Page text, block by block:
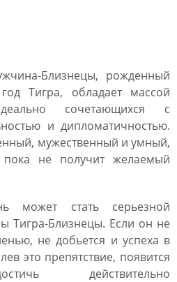
Близнецы, рожденный
Тигра, обладает массой
сочетающихся с
и дипломатичностью.
мужественный и умный,
пока не получит желаемый
может стать серьезной
Тигра-Близнецы. Если он не
не добьется и успеха в
это препятствие, появится
действительно